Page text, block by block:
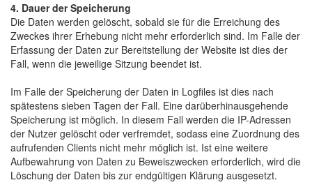
4. Dauer der Speicherung
Die Daten werden gelöscht, sobald sie für die Erreichung des
Zweckes ihrer Erhebung nicht mehr erforderlich sind. Im Falle der
Erfassung der Daten zur Bereitstellung der Website ist dies der
Fall, wenn die jeweilige Sitzung beendet ist.
Im Falle der Speicherung der Daten in Logfiles ist dies nach
spätestens sieben Tagen der Fall. Eine darüberhinausgehende
Speicherung ist möglich. In diesem Fall werden die IP-Adressen
der Nutzer gelöscht oder verfremdet, sodass eine Zuordnung des
aufrufenden Clients nicht mehr möglich ist. Ist eine weitere
Aufbewahrung von Daten zu Beweiszwecken erforderlich, wird die
Löschung der Daten bis zur endgültigen Klärung ausgesetzt.